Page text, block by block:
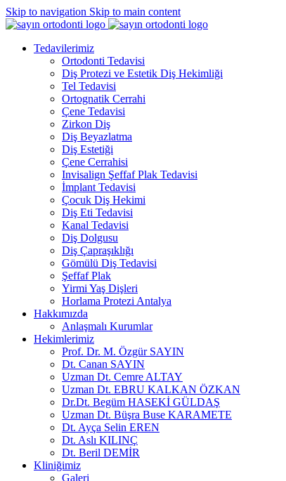
Skip to navigation Skip to main content
Tedavilerimiz
Ortodonti Tedavisi
Diş Protezi ve Estetik Diş Hekimliği
Tel Tedavisi
Ortognatik Cerrahi
Çene Tedavisi
Zirkon Diş
Diş Beyazlatma
Diş Estetiği
Çene Cerrahisi
Invisalign Şeffaf Plak Tedavisi
İmplant Tedavisi
Çocuk Diş Hekimi
Diş Eti Tedavisi
Kanal Tedavisi
Diş Dolgusu
Diş Çapraşıklığı
Gömülü Diş Tedavisi
Şeffaf Plak
Yirmi Yaş Dişleri
Horlama Protezi Antalya
Hakkımızda
Anlaşmalı Kurumlar
Hekimlerimiz
Prof. Dr. M. Özgür SAYIN
Dt. Canan SAYIN
Uzman Dt. Cemre ALTAY
Uzman Dt. EBRU KALKAN ÖZKAN
Dr.Dt. Begüm HASEKİ GÜLDAŞ
Uzman Dt. Büşra Buse KARAMETE
Dt. Ayça Selin EREN
Dt. Aslı KILINÇ
Dt. Beril DEMİR
Kliniğimiz
Galeri